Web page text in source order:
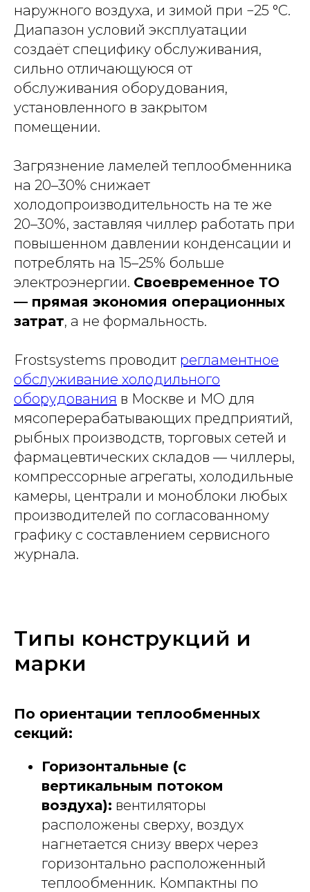
наружного воздуха, и зимой при −25 °C.
Диапазон условий эксплуатации
создаёт специфику обслуживания,
сильно отличающуюся от
обслуживания оборудования,
установленного в закрытом
помещении.
Загрязнение ламелей теплообменника
на 20–30% снижает
холодопроизводительность на те же
20–30%, заставляя чиллер работать при
повышенном давлении конденсации и
потреблять на 15–25% больше
электроэнергии. Своевременное ТО
— прямая экономия операционных
затрат, а не формальность.
Frostsystems проводит регламентное
обслуживание холодильного
оборудования в Москве и МО для
мясоперерабатывающих предприятий,
рыбных производств, торговых сетей и
фармацевтических складов — чиллеры,
компрессорные агрегаты, холодильные
камеры, централи и моноблоки любых
производителей по согласованному
графику с составлением сервисного
журнала.
Типы конструкций и
марки
По ориентации теплообменных
секций:
Горизонтальные (с
вертикальным потоком
воздуха): вентиляторы
расположены сверху, воздух
нагнетается снизу вверх через
горизонтально расположенный
теплообменник. Компактны по